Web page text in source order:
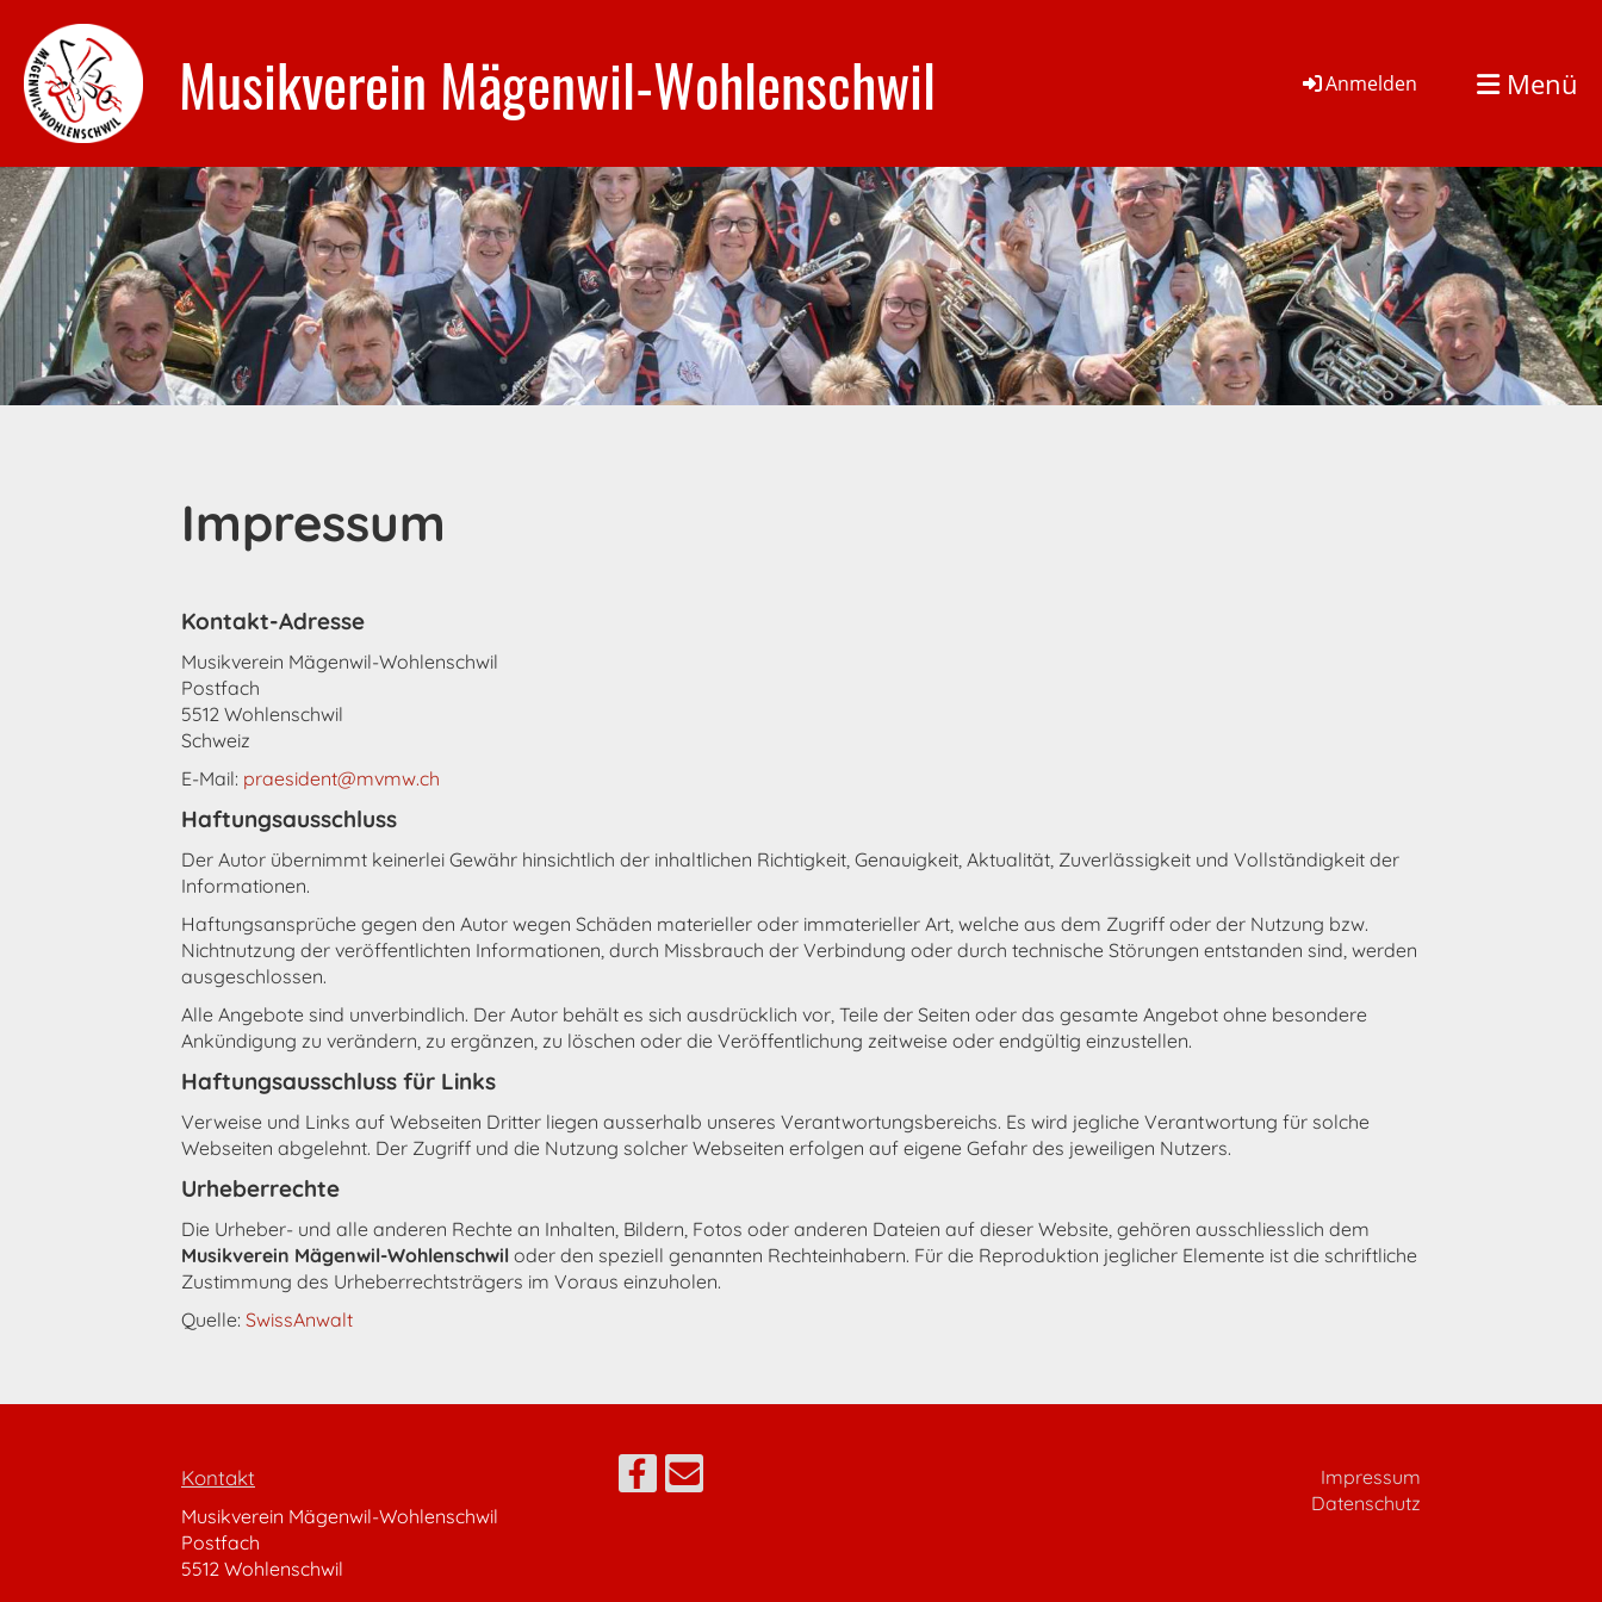
Musikverein Mägenwil-Wohlenschwil Anmelden Menü
Impressum
Kontakt-Adresse
Musikverein Mägenwil-Wohlenschwil
Postfach
5512 Wohlenschwil
Schweiz
E-Mail: praesident@mvmw.ch
Haftungsausschluss
Der Autor übernimmt keinerlei Gewähr hinsichtlich der inhaltlichen Richtigkeit, Genauigkeit, Aktualität, Zuverlässigkeit und Vollständigkeit der
Informationen.
Haftungsansprüche gegen den Autor wegen Schäden materieller oder immaterieller Art, welche aus dem Zugriff oder der Nutzung bzw.
Nichtnutzung der veröffentlichten Informationen, durch Missbrauch der Verbindung oder durch technische Störungen entstanden sind, werden
ausgeschlossen.
Alle Angebote sind unverbindlich. Der Autor behält es sich ausdrücklich vor, Teile der Seiten oder das gesamte Angebot ohne besondere
Ankündigung zu verändern, zu ergänzen, zu löschen oder die Veröffentlichung zeitweise oder endgültig einzustellen.
Haftungsausschluss für Links
Verweise und Links auf Webseiten Dritter liegen ausserhalb unseres Verantwortungsbereichs. Es wird jegliche Verantwortung für solche
Webseiten abgelehnt. Der Zugriff und die Nutzung solcher Webseiten erfolgen auf eigene Gefahr des jeweiligen Nutzers.
Urheberrechte
Die Urheber- und alle anderen Rechte an Inhalten, Bildern, Fotos oder anderen Dateien auf dieser Website, gehören ausschliesslich dem
Musikverein Mägenwil-Wohlenschwil oder den speziell genannten Rechteinhabern. Für die Reproduktion jeglicher Elemente ist die schriftliche
Zustimmung des Urheberrechtsträgers im Voraus einzuholen.
Quelle: SwissAnwalt
Kontakt
Musikverein Mägenwil-Wohlenschwil
Postfach
5512 Wohlenschwil
Impressum
Datenschutz